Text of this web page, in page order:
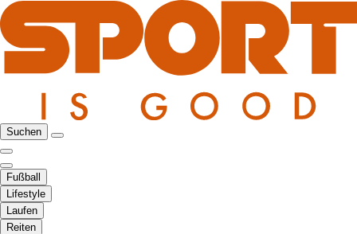
Suchen
Fußball
Lifestyle
Laufen
Reiten